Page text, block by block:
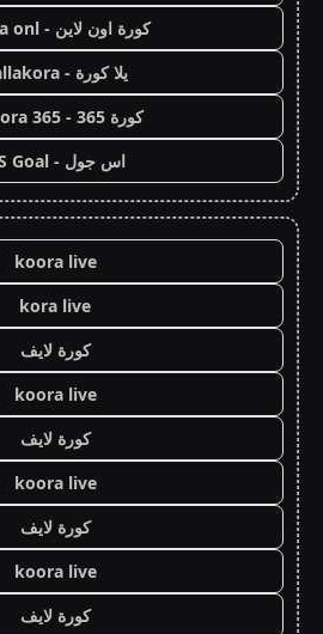
كورة اون لاين - koora onl
يلا كورة - yallakora
كورة 365 - kooora 365
اس جول - AS Goal
koora live
kora live
كورة لايف
koora live
كورة لايف
koora live
كورة لايف
koora live
كورة لايف